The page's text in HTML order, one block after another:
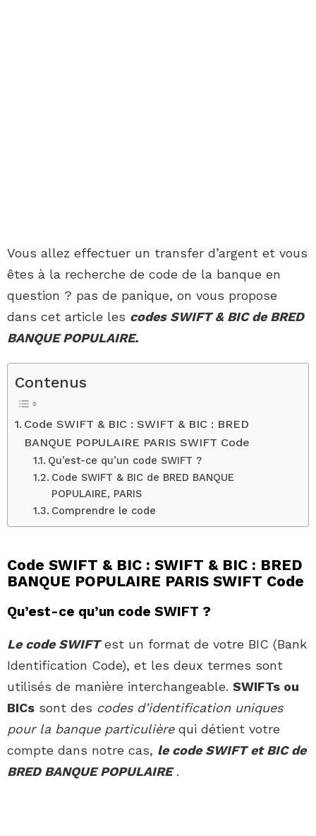
Vous allez effectuer un transfer d’argent et vous
êtes à la recherche de code de la banque en
question ? pas de panique, on vous propose
dans cet article les codes SWIFT & BIC de BRED
BANQUE POPULAIRE.
Contenus
Code SWIFT & BIC : SWIFT & BIC : BRED
BANQUE POPULAIRE PARIS SWIFT Code
Qu’est-ce qu’un code SWIFT ?
Code SWIFT & BIC de BRED BANQUE
POPULAIRE, PARIS
Comprendre le code
Code SWIFT & BIC : SWIFT & BIC : BRED
BANQUE POPULAIRE PARIS SWIFT Code
Qu’est-ce qu’un code SWIFT ?
Le code SWIFTest un format de votre BIC (Bank
Identification Code), et les deux termes sont
utilisés de manière interchangeable. SWIFTs ou
BICs sont des codes d’identification uniques
pour la banque particulière qui détient votre
compte dans notre cas, le code SWIFT et BIC de
BRED BANQUE POPULAIRE.